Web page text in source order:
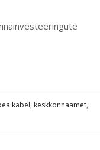
kabel, keskkonnaamet,